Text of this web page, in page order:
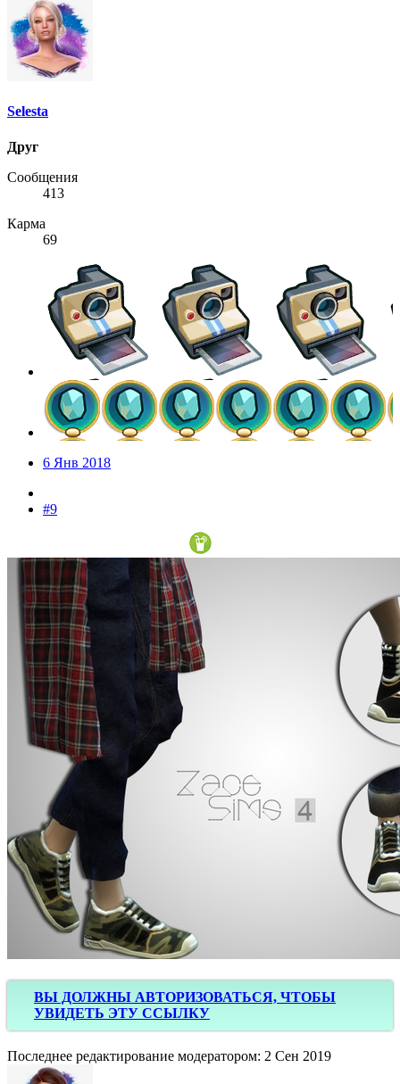
Selesta
Друг
Сообщения
413
Карма
69
6 Янв 2018
#9
ВЫ ДОЛЖНЫ АВТОРИЗОВАТЬСЯ, ЧТОБЫ
УВИДЕТЬ ЭТУ ССЫЛКУ
Последнее редактирование модератором: 2 Сен 2019